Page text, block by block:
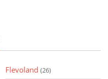
Flevoland (26)